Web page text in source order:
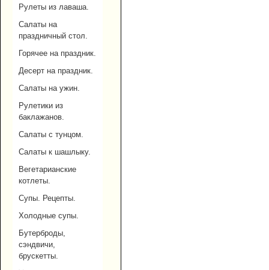
Рулеты из лаваша.
Салаты на
праздничный стол.
Горячее на праздник.
Десерт на праздник.
Салаты на ужин.
Рулетики из
баклажанов.
Салаты с тунцом.
Салаты к шашлыку.
Вегетарианские
котлеты.
Супы. Рецепты.
Холодные супы.
Бутерброды,
сэндвичи,
брускетты.